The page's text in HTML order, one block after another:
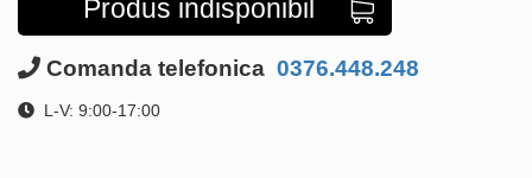
Produs indisponibil
Comanda telefonica 0376.448.248
L-V: 9:00-17:00